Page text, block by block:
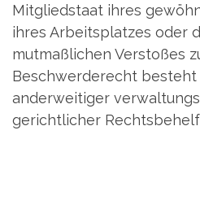
Mitgliedstaat ihres
ihres Arbeitsplatzes oder
mutmaßlichen Verstoßes
Beschwerderecht
anderweitiger
gerichtlicher